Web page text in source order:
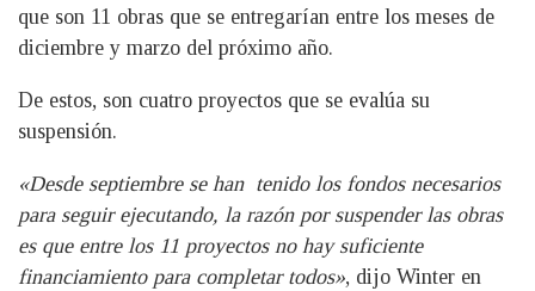
que son 11 obras que se entregarían entre los meses de
diciembre y marzo del próximo año.
De estos, son cuatro proyectos que se evalúa su
suspensión.
«Desde septiembre se han tenido los fondos necesarios
para seguir ejecutando, la razón por suspender las obras
es que entre los 11 proyectos no hay suficiente
financiamiento para completar todos», dijo Winter en